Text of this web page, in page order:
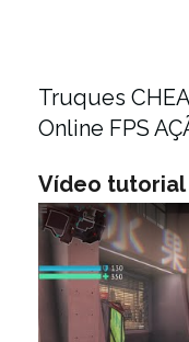
Truques
Online FPS
Vídeo tutorial